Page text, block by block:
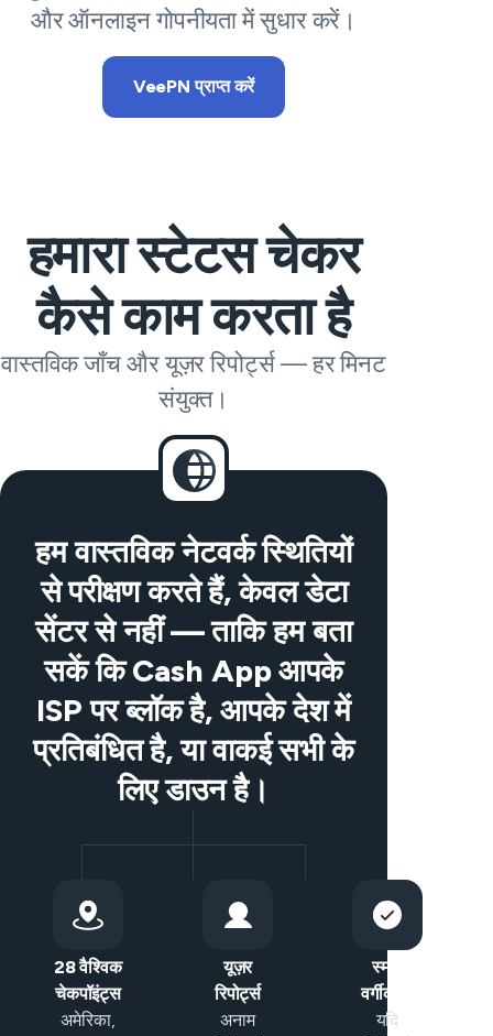
और ऑनलाइन गोपनीयता में सुधार करें।
VeePN प्राप्त करें
हमारा स्टेटस चेकर
कैसे काम करता है
वास्तविक जाँच और यूज़र रिपोर्ट्स — हर मिनट
संयुक्त।
हम वास्तविक नेटवर्क स्थितियों
से परीक्षण करते हैं, केवल डेटा
सेंटर से नहीं — ताकि हम बता
सकें कि Cash App आपके
ISP पर ब्लॉक है, आपके देश में
प्रतिबंधित है, या वाकई सभी के
लिए डाउन है।
28 वैश्विक
चेकपॉइंट्स
अमेरिका,
यूज़र
रिपोर्ट्स
अनाम
स्मार्ट
वर्गीकरण
यदि